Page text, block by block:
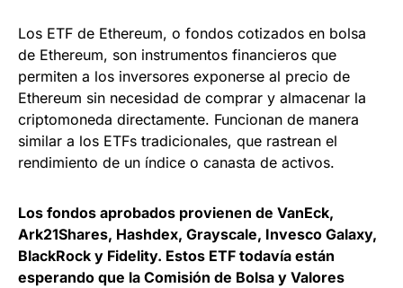
Los ETF de Ethereum, o fondos cotizados en bolsa
de Ethereum, son instrumentos financieros que
permiten a los inversores exponerse al precio de
Ethereum sin necesidad de comprar y almacenar la
criptomoneda directamente. Funcionan de manera
similar a los ETFs tradicionales, que rastrean el
rendimiento de un índice o canasta de activos.
Los fondos aprobados provienen de VanEck,
Ark21Shares, Hashdex, Grayscale, Invesco Galaxy,
BlackRock y Fidelity. Estos ETF todavía están
esperando que la Comisión de Bolsa y Valores